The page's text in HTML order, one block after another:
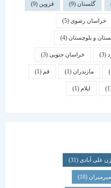
(9) قزوین
رضوی(5)
(4)
خراسان جنوبی(3)
(1) قم
ایلام
(31)
(18)